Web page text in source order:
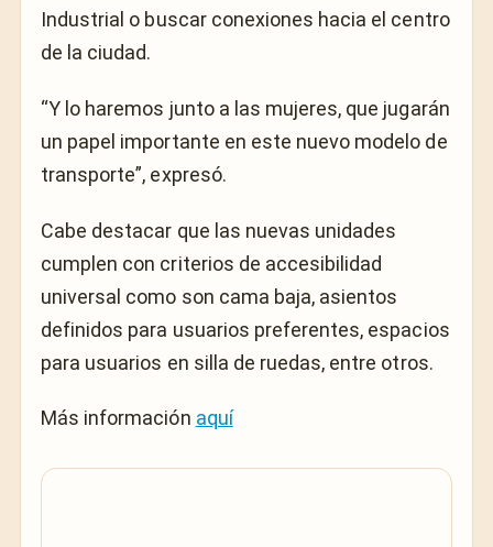
Industrial o buscar conexiones hacia el centro
de la ciudad.
“Y lo haremos junto a las mujeres, que jugarán
un papel importante en este nuevo modelo de
transporte”, expresó.
Cabe destacar que las nuevas unidades
cumplen con criterios de accesibilidad
universal como son cama baja, asientos
definidos para usuarios preferentes, espacios
para usuarios en silla de ruedas, entre otros.
Más información aquí